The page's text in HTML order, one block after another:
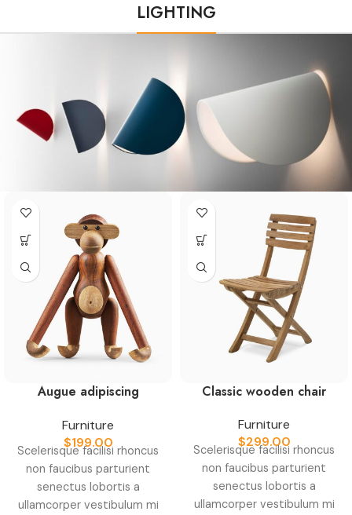
LIGHTING
Augue adipiscing
Furniture
$199.00
Scelerisque facilisi rhoncus
non faucibus parturient
senectus lobortis a
ullamcorper vestibulum mi
Classic wooden chair
Furniture
$299.00
Scelerisque facilisi rhoncus
non faucibus parturient
senectus lobortis a
ullamcorper vestibulum mi